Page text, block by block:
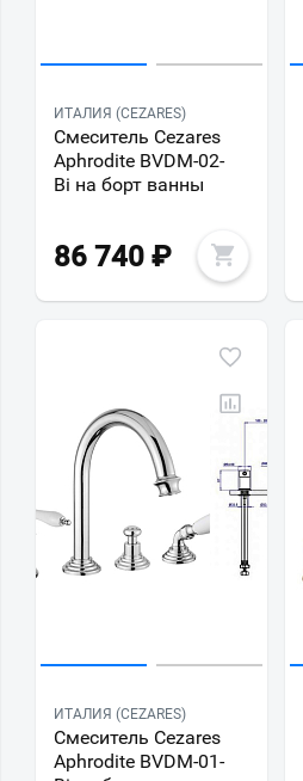
ИТАЛИЯ (CEZARES)
Смеситель Cezares
Aphrodite BVDM-02-
Bi на борт ванны
86 740 ₽
ИТАЛИЯ (CEZARES)
Смеситель Cezares
Aphrodite BVDM-01-